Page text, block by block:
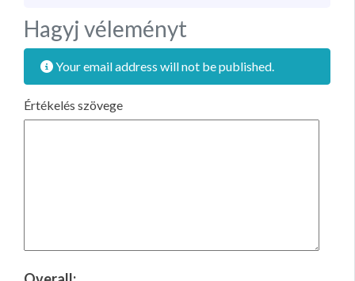
Hagyj véleményt
Your email address will not be published.
Értékelés szövege